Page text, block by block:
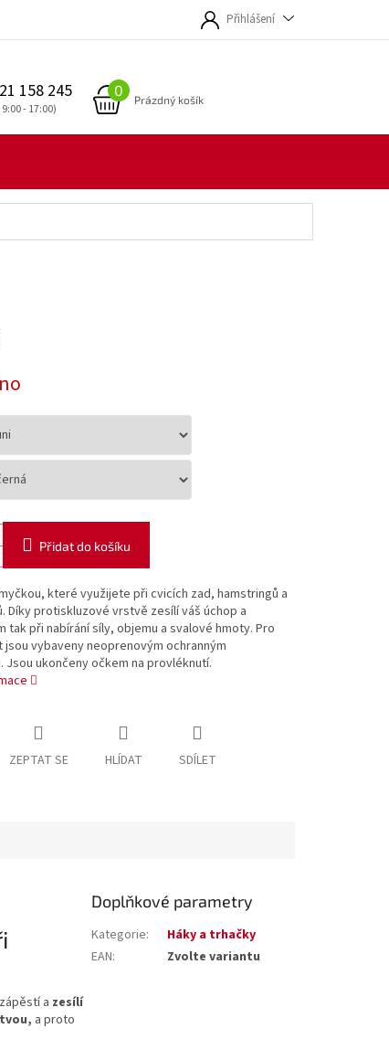
Přihlášení
158 245
NÁKUPNÍ
Prázdný košík
Přidat do košíku
které využijete při cvicích zad, hamstringů a
Díky protiskluzové vrstvě zesílí váš úchop a
tak při nabírání síly, objemu a svalové hmoty. Pro
vybaveny neoprenovým ochranným
Jsou ukončeny očkem na provléknutí.
ZEPTAT SE HLÍDAT SDÍLET
a zesílí
a proto
Doplňkové parametry
Kategorie:
Háky a trhačky
EAN: Zvolte variantu